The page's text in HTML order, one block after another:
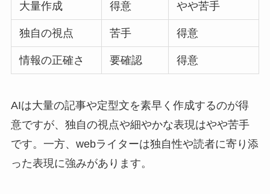
大量作成 得意 やや苦手
独自の視点 苦手 得意
情報の正確さ 要確認 得意
AIは大量の記事や定型文を素早く作成するのが得
意ですが、独自の視点や細やかな表現はやや苦手
です。一方、webライターは独自性や読者に寄り添
った表現に強みがあります。